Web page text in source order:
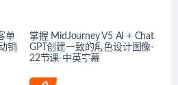
单
销
掌握 MidJourney V5 AI + Chat
GPT创建一致的角色设计图像-
22节课-中英字幕